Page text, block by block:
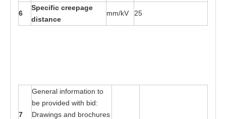
6
Specific creepage
distance
mm/kV 25
7
General information to
be provided with bid:
Drawings and brochures